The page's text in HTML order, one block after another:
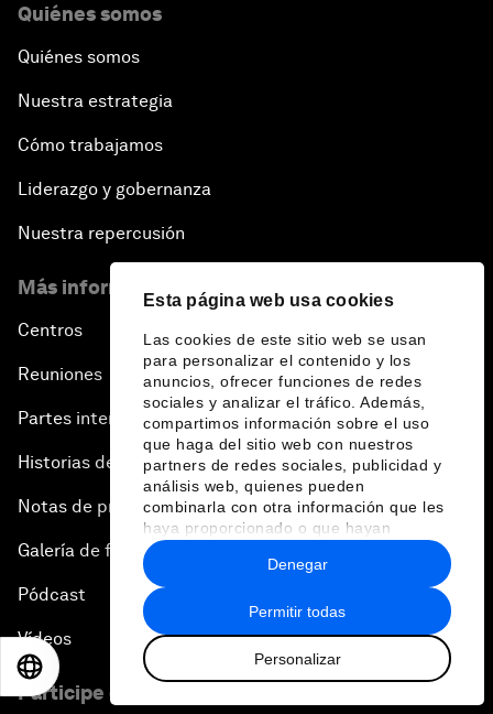
Esta página web usa cookies
Las cookies de este sitio web se usan
para personalizar el contenido y los
anuncios, ofrecer funciones de redes
sociales y analizar el tráfico. Además,
compartimos información sobre el uso
que haga del sitio web con nuestros
partners de redes sociales, publicidad y
análisis web, quienes pueden
combinarla con otra información que les
haya proporcionado o que hayan
recopilado a partir del uso que haya
hecho de sus servicios.
Permitir todas
Personalizar
Denegar
Quiénes somos
Quiénes somos
Nuestra estrategia
Cómo trabajamos
Liderazgo y gobernanza
Nuestra repercusión
Más información sobre el Foro
Centros
Reuniones
Partes interesadas
Historias del Foro
Notas de prensa
Galería de fotos
Pódcast
Vídeos
Participe en el Foro